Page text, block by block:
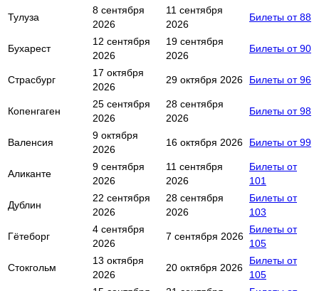
Тулуза
8 сентября
2026
11 сентября
2026
Билеты от 88
Бухарест
12 сентября
2026
19 сентября
2026
Билеты от 90
Страсбург
17 октября
2026
29 октября 2026 Билеты от 96
Копенгаген
25 сентября
2026
28 сентября
2026
Билеты от 98
Валенсия
9 октября
2026
16 октября 2026 Билеты от 99
Аликанте
9 сентября
2026
11 сентября
2026
Билеты от
101
Дублин
22 сентября
2026
28 сентября
2026
Билеты от
103
Гётеборг
4 сентября
2026
7 сентября 2026
Билеты от
105
Стокгольм
13 октября
2026
20 октября 2026
Билеты от
105